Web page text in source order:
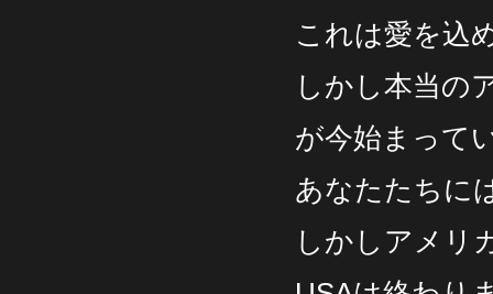
これは愛を込
しかし本当の
が今始まっ
あなたたち
しかしアメ